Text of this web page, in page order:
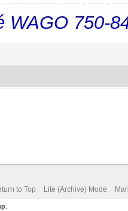
WAGO 750-
to Top Lite (Archive) Mode